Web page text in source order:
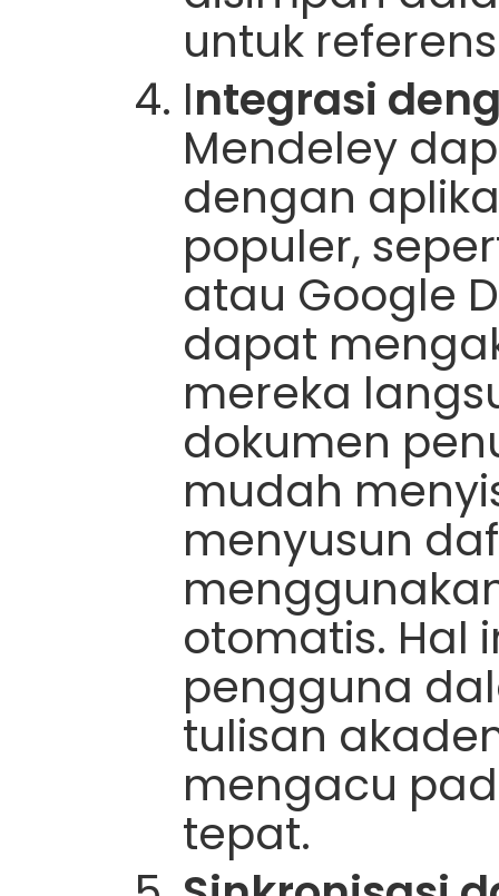
untuk
Integrasi
Mendeley
dengan
populer,
atau Google
dapat
mereka
dokumen
mudah
menyusun
otomatis. Hal
pengguna
tulisan
mengacu
tepat.